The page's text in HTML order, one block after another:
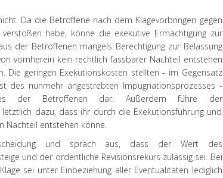
. Da die Betroffene nach dem Klagevorbringen gegen
habe, könne die exekutive Ermächtigung zur
der Betroffenen mangels Berechtigung zur Belassung
vornherein kein rechtlich fassbarer Nachteil entstehen
Die geringen Exekutionskosten stellten - im Gegensatz
des nunmehr angestrebten Impugnationsprozesses -
der Betroffenen dar. Außerdem führe der
dazu, dass ihr durch die Exekutionsführung und
Nachteil entstehen könne.
und sprach aus, dass der Wert des
und der ordentliche Revisionsrekurs zulässig sei. Bei
sei unter Einbeziehung aller Eventualitäten lediglich